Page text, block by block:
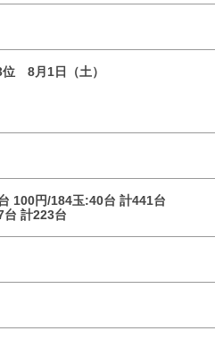
8月1日（土）
100円/184玉:40台 計441台
計223台